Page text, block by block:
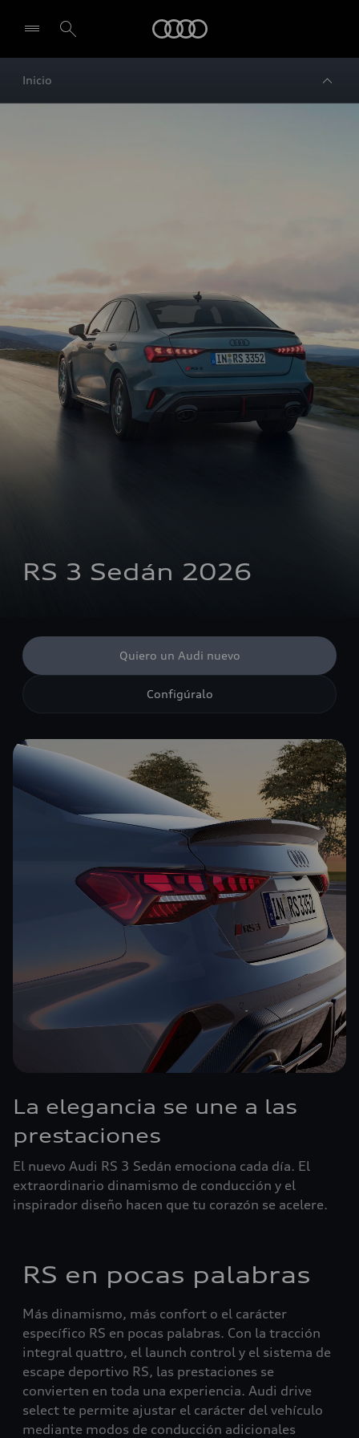
Inicio
RS 3 Sedán 2026
Quiero un Audi nuevo
Configúralo
La elegancia se une a las
prestaciones
El nuevo Audi RS 3 Sedán emociona cada día. El
extraordinario dinamismo de conducción y el
inspirador diseño hacen que tu corazón se acelere.
RS en pocas palabras
Más dinamismo, más confort o el carácter
específico RS en pocas palabras. Con la tracción
integral quattro, el launch control y el sistema de
escape deportivo RS, las prestaciones se
convierten en toda una experiencia. Audi drive
select te permite ajustar el carácter del vehículo
mediante modos de conducción adicionales